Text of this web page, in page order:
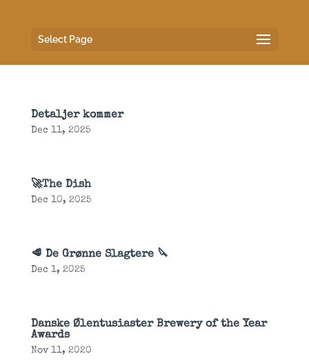
Select Page
🛷🇯🇲 Cool Runnings
Detaljer kommer
Dec 11, 2025
🚀The Dish
Dec 10, 2025
🥩 De Grønne Slagtere 🔪
Dec 1, 2025
Danske Ølentusiaster Brewery of the Year
Awards
Nov 11, 2020